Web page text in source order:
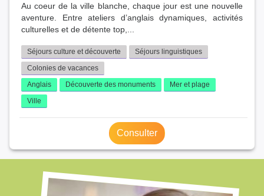
Au coeur de la ville blanche, chaque jour est une nouvelle
aventure. Entre ateliers d’anglais dynamiques, activités
culturelles et de détente top,...
Séjours culture et découverte
Séjours linguistiques
Colonies de vacances
Anglais
Découverte des monuments
Mer et plage
Ville
Consulter